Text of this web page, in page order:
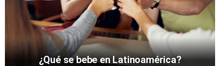
¿Qué se bebe en Latinoamérica?